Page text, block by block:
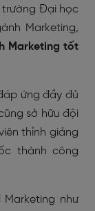
trường Đại học
Marketing,
Marketing tốt
ứng đầy đủ
sở hữu đội
thỉnh giảng
thành công
như